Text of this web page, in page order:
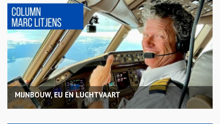
MIJNBOUW, EU EN LUCHTVAART